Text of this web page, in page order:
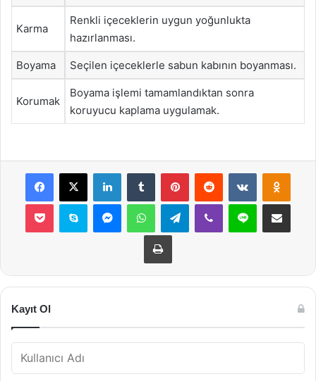
Karma
Renkli içeceklerin uygun yoğunlukta
hazırlanması.
Boyama Seçilen içeceklerle sabun kabının boyanması.
Korumak
Boyama işlemi tamamlandıktan sonra
koruyucu kaplama uygulamak.
Facebook
X LinkedInTumblr PinterestReddit VKontakte
Pocket Skype MessengerWhatsAppTelegramViber Line E-Posta ile
Yazdır
Kayıt Ol